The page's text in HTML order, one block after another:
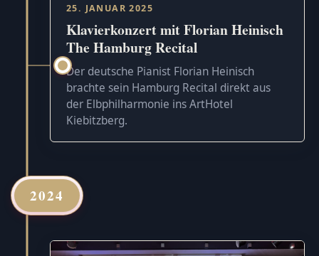
25. JANUAR 2025
Klavierkonzert mit Florian Heinisch
The Hamburg Recital
Der deutsche Pianist Florian Heinisch
brachte sein Hamburg Recital direkt aus
der Elbphilharmonie ins ArtHotel
Kiebitzberg.
2024